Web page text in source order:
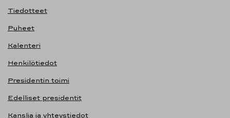
Tiedotteet
Puheet
Kalenteri
Henkilötiedot
Presidentin toimi
Edelliset presidentit
Kanslia ja yhteystiedot